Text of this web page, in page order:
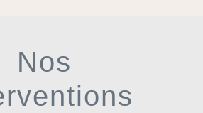
Nos